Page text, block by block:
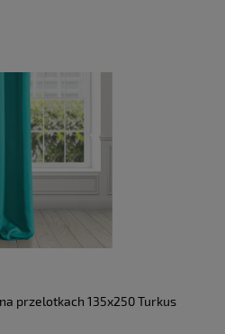
przelotkach 135x250 Turkus